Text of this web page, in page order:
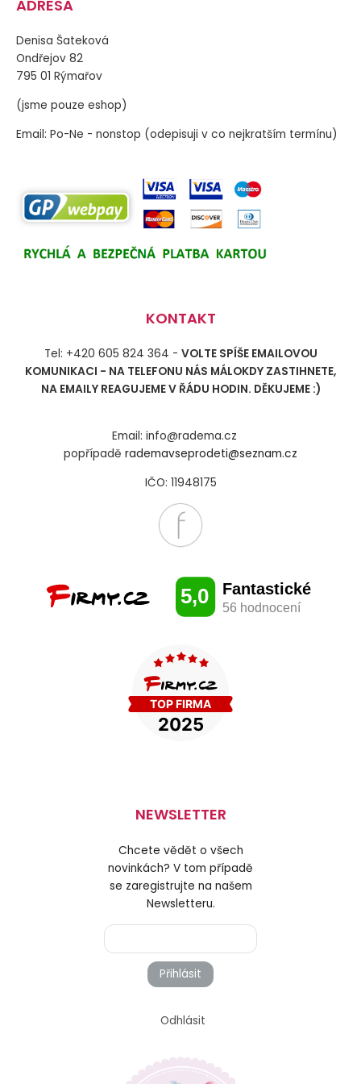
ADRESA
Denisa Šateková
Ondřejov 82
795 01 Rýmařov
(jsme pouze eshop)
Email: Po-Ne - nonstop (odepisuji v co nejkratším termínu)
KONTAKT
Tel: +420 605 824 364 - VOLTE SPÍŠE EMAILOVOU
KOMUNIKACI - NA TELEFONU NÁS MÁLOKDY ZASTIHNETE,
NA EMAILY REAGUJEME V ŘÁDU HODIN. DĚKUJEME :)
Email: info@radema.cz
popřípadě rademavseprodeti@seznam.cz
IČO: 11948175
NEWSLETTER
Chcete vědět o všech
novinkách? V tom případě
se zaregistrujte na našem
Newsletteru.
Přihlásit
Odhlásit